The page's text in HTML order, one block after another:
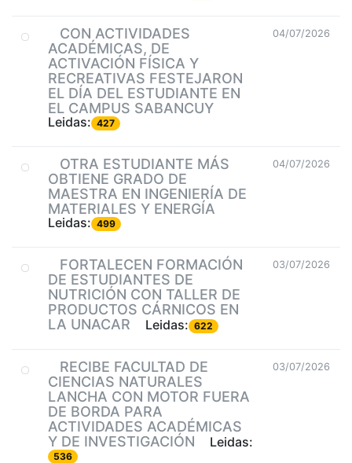
CON ACTIVIDADES
ACADÉMICAS, DE
ACTIVACIÓN FÍSICA Y
RECREATIVAS FESTEJARON
EL DÍA DEL ESTUDIANTE EN
EL CAMPUS SABANCUY
Leidas: 427
04/07/2026
OTRA ESTUDIANTE MÁS
OBTIENE GRADO DE
MAESTRA EN INGENIERÍA DE
MATERIALES Y ENERGÍA
Leidas: 499
04/07/2026
FORTALECEN FORMACIÓN
DE ESTUDIANTES DE
NUTRICIÓN CON TALLER DE
PRODUCTOS CÁRNICOS EN
LA UNACAR
Leidas: 622
03/07/2026
RECIBE FACULTAD DE
CIENCIAS NATURALES
LANCHA CON MOTOR FUERA
DE BORDA PARA
ACTIVIDADES ACADÉMICAS
Y DE INVESTIGACIÓN
Leidas:
536
03/07/2026